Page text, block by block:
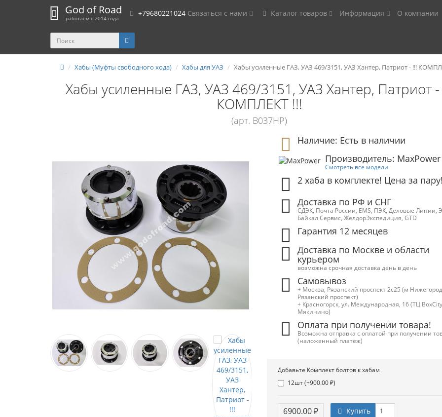
God of Road
работаем с 2014 года
+79680221024 Связаться с нами Каталог товаров Информация О компании
Хабы (Муфты свободного хода) Хабы для УАЗ Хабы усиленные ГАЗ, УАЗ 469/3151, УАЗ Хантер, Патриот - !!!
Хабы усиленные ГАЗ, УАЗ 469/3151, УАЗ Хантер, Патриот -
КОМПЛЕКТ !!!
(арт. B037HP)
Наличие: Есть в наличии
Производитель: MaxPower
Смотреть все модели
2 хаба в комплекте! Цена за пару!
Доставка по РФ и СНГ
СДЭК, Почта России, EMS, ПЭК, Деловые Линии,
Байкал Сервис, ЖелдорЭкспедиция, GTD
Гарантия 12 месяцев
Доставка по Москве и области
курьером
возможна срочная доставка день в день
Самовывоз
+ Москва, Рязанский проспект 2с25 (м
Рязанский проспект)
+ Красногорск, ул. Международная, 16 (ТЦ
Мякинино)
Оплата при получении товара!
Возможна отправка с оплатой при получении
(наложенный платёж)
Добавьте Комплект болтов к хабам
12шт (+900.00 ₽)
6900.00 ₽ Купить